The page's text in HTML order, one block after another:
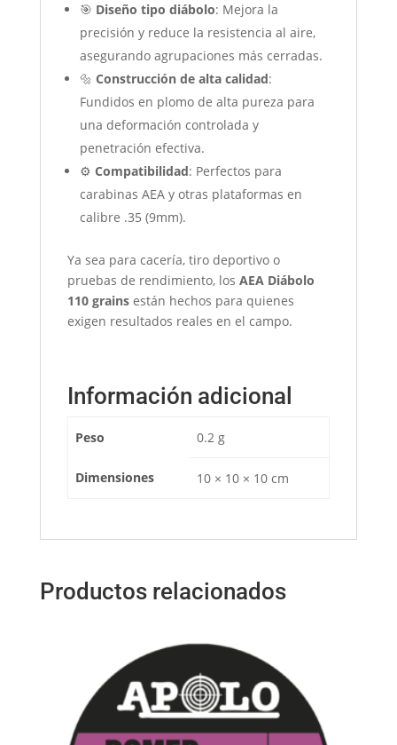
🎯 Diseño tipo diábolo: Mejora la
precisión y reduce la resistencia al aire,
asegurando agrupaciones más cerradas.
🔩 Construcción de alta calidad:
Fundidos en plomo de alta pureza para
una deformación controlada y
penetración efectiva.
⚙️ Compatibilidad: Perfectos para
carabinas AEA y otras plataformas en
calibre .35 (9mm).
Ya sea para cacería, tiro deportivo o
pruebas de rendimiento, los AEA Diábolo
110 grainsestán hechos para quienes
exigen resultados reales en el campo.
Información adicional
Peso 0.2 g
Dimensiones 10 × 10 × 10 cm
Productos relacionados